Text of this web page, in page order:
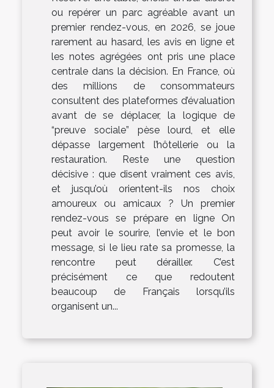
ou repérer un parc agréable avant un
premier rendez-vous, en 2026, se joue
rarement au hasard, les avis en ligne et
les notes agrégées ont pris une place
centrale dans la décision. En France, où
des millions de consommateurs
consultent des plateformes d’évaluation
avant de se déplacer, la logique de
“preuve sociale” pèse lourd, et elle
dépasse largement l’hôtellerie ou la
restauration. Reste une question
décisive : que disent vraiment ces avis,
et jusqu’où orientent-ils nos choix
amoureux ou amicaux ? Un premier
rendez-vous se prépare en ligne On
peut avoir le sourire, l’envie et le bon
message, si le lieu rate sa promesse, la
rencontre peut dérailler. C’est
précisément ce que redoutent
beaucoup de Français lorsqu’ils
organisent un...